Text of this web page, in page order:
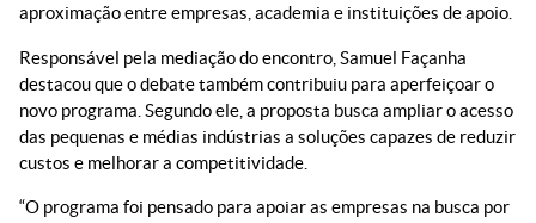
aproximação entre empresas, academia e instituições de apoio.
Responsável pela mediação do encontro, Samuel Façanha
destacou que o debate também contribuiu para aperfeiçoar o
novo programa. Segundo ele, a proposta busca ampliar o acesso
das pequenas e médias indústrias a soluções capazes de reduzir
custos e melhorar a competitividade.
“O programa foi pensado para apoiar as empresas na busca por